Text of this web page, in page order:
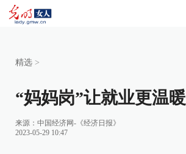
精选 >
“妈妈岗”让就业更温暖
来源： 中国经济网-《经济日报》
2023-05-29 10:47